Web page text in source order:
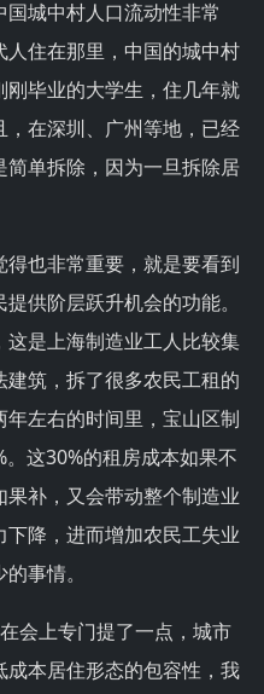
城中村人口流动性非常
住在那里，中国的城中村
毕业的大学生，住几年就
在深圳、广州等地，已经
单拆除，因为一旦拆除居
也非常重要，就是要看到
供阶层跃升机会的功能。
是上海制造业工人比较集
筑，拆了很多农民工租的
左右的时间里，宝山区制
这30%的租房成本如果不
补，又会带动整个制造业
降，进而增加农民工失业
事情。
会上专门提了一点，城市
本居住形态的包容性，我